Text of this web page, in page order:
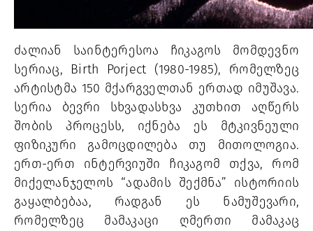
ძალიან საინტერესოა ჩიკაგოს მომდევნო
სერიაც, Birth Porject (1980-1985), რომელზეც
არტისტმა 150 მქარგველთან ერთად იმუშავა.
სერია ბევრი სხვადასხვა კუთხით აღწერს
შობის პროცესს, იქნება ეს მტკივნეული
ფიზიკური გამოცდილება თუ მითოლოგია.
ერთ-ერთ ინტერვიუში ჩიკაგომ თქვა, რომ
მიქელანჯელოს “ადამის შექმნა” ისტორიის
გაყალბებაა, რადგან ეს ნამუშევარი,
რომელზეც მამაკაცი ღმერთი მამაკაც